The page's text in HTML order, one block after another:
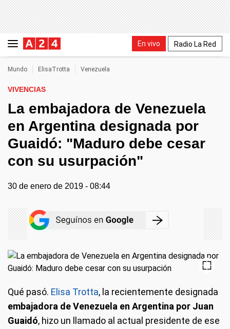
En vivo Radio La Red
Mundo ElisaTrotta Venezuela
VIVENCIAS
La embajadora de Venezuela
en Argentina designada por
Guaidó: "Maduro debe cesar
con su usurpación"
30 de enero de 2019 - 08:44
Qué pasó. Elisa Trotta, la recientemente designada
embajadora de Venezuela en Argentina por Juan
Guaidó, hizo un llamado al actual presidente de ese